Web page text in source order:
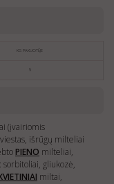
KG PAKUOTĖJE
1
(įvairiomis
išrūgų milteliai
PIENO milteliai,
gliukozė,
miltai,